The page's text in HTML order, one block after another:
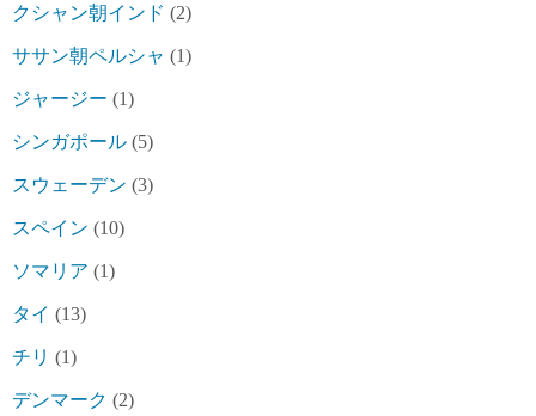
クシャン朝インド (2)
ササン朝ペルシャ (1)
ジャージー (1)
シンガポール (5)
スウェーデン (3)
スペイン (10)
ソマリア (1)
タイ (13)
チリ (1)
デンマーク (2)